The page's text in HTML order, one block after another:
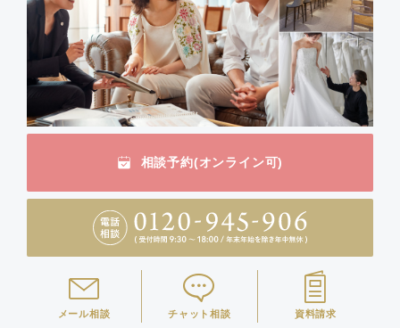
相談予約(オンライン可)
メール相談 チャット相談 資料請求